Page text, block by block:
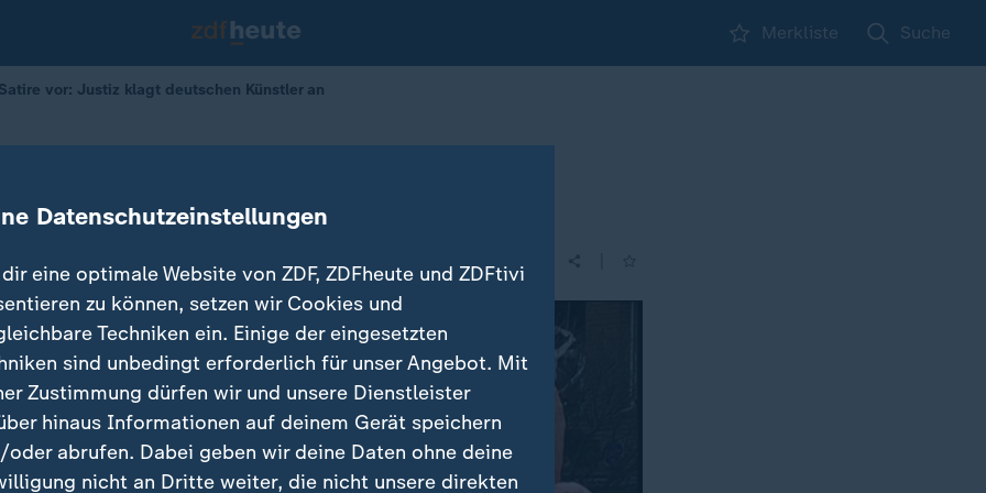
Merkliste Suche
vor: Justiz klagt deutschen Künstler an
Satire vor
klagt deutschen Künstler an
Datenschutzeinstellungen
eine optimale Website von ZDF, ZDFheute und ZDFtivi
zu können, setzen wir Cookies und
Techniken ein. Einige der eingesetzten
sind unbedingt erforderlich für unser Angebot. Mit
Zustimmung dürfen wir und unsere Dienstleister
hinaus Informationen auf deinem Gerät speichern
oder abrufen. Dabei geben wir deine Daten ohne deine
nicht an Dritte weiter, die nicht unsere direkten